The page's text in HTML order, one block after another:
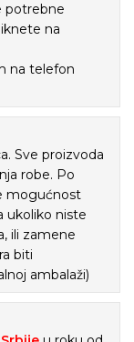
potrebne
na
na telefon
Sve proizvoda
robe. Po
mogućnost
ukoliko niste
ili zamene
biti
ambalaži)